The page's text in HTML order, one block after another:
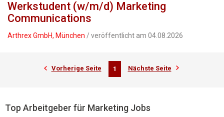
Werkstudent (w/m/d) Marketing
Communications
Arthrex GmbH, München / veröffentlicht am 04.08.2026
Vorherige Seite 1 Nächste Seite
Top Arbeitgeber für Marketing Jobs